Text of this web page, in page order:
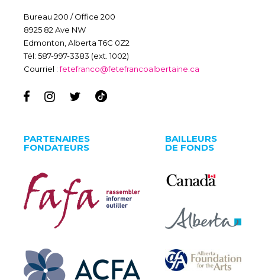
Bureau 200 / Office 200
8925 82 Ave NW
Edmonton, Alberta T6C 0Z2
Tél: 587-997-3383 (ext. 1002)
Courriel :fetefranco@fetefrancoalbertaine.ca
PARTENAIRES
FONDATEURS
BAILLEURS
DE FONDS